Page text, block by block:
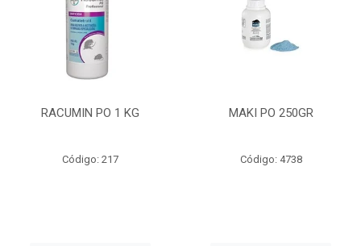
RACUMIN PO 1 KG
Código: 217
MAKI PO 250GR
Código: 4738